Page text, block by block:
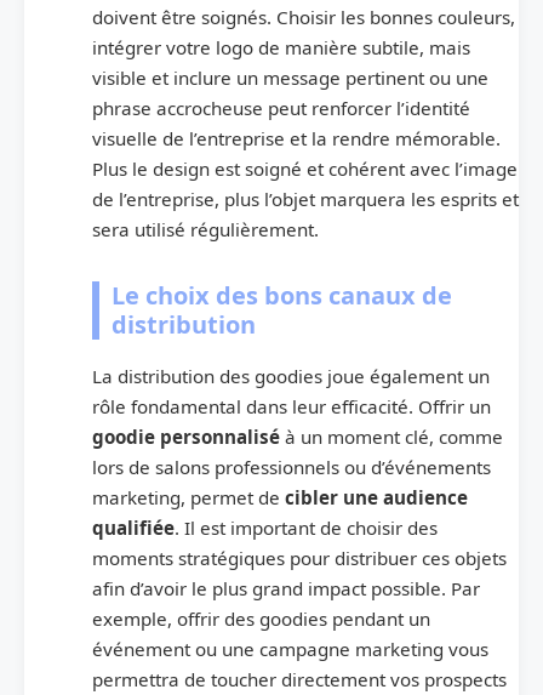
doivent être soignés. Choisir les bonnes couleurs,
intégrer votre logo de manière subtile, mais
visible et inclure un message pertinent ou une
phrase accrocheuse peut renforcer l’identité
visuelle de l’entreprise et la rendre mémorable.
Plus le design est soigné et cohérent avec l’image
de l’entreprise, plus l’objet marquera les esprits et
sera utilisé régulièrement.
Le choix des bons canaux de
distribution
La distribution des goodies joue également un
rôle fondamental dans leur efficacité. Offrir un
goodie personnalisé à un moment clé, comme
lors de salons professionnels ou d’événements
marketing, permet de cibler une audience
qualifiée. Il est important de choisir des
moments stratégiques pour distribuer ces objets
afin d’avoir le plus grand impact possible. Par
exemple, offrir des goodies pendant un
événement ou une campagne marketing vous
permettra de toucher directement vos prospects